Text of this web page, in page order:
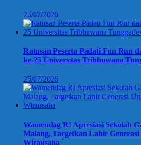
25/07/2026
Ratusan Peserta Padati Fun Run
ke-25 Universitas Tribhuwana
25/07/2026
Wamendag RI Apresiasi Sekolah
Malang, Targetkan Lahir
Wirausaha